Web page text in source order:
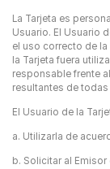
La Tarjeta es
Usuario. El Usuario
el uso correcto de
la Tarjeta fuera
responsable frente
resultantes de
El Usuario de la
a. Utilizarla de
b. Solicitar al